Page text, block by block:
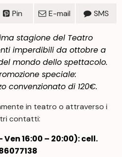
Pin E-mail SMS
stagione del Teatro
imperdibili da ottobre a
mondo dello spettacolo.
speciale:
convenzionato di 120€.
in teatro o attraverso i
contatti:
16:00 – 20:00): cell.